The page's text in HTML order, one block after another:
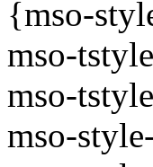
{mso-
mso-
mso-
mso-